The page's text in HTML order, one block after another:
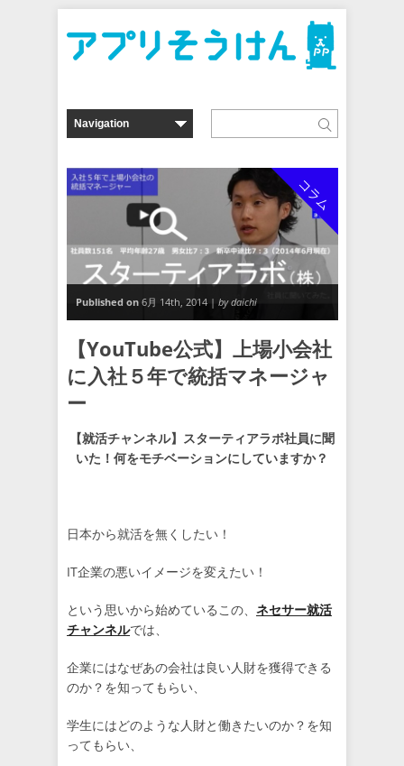
コラム
Published on 6月 14th, 2014 | by daichi
【YouTube公式】上場小会社
に入社５年で統括マネージャ
ー
【就活チャンネル】スターティアラボ社員に聞
いた！何をモチベーションにしていますか？
日本から就活を無くしたい！
IT企業の悪いイメージを変えたい！
という思いから始めているこの、 ネセサー就活
チャンネルでは、
企業にはなぜあの会社は良い人財を獲得できる
のか？を知ってもらい、
学生にはどのような人財と働きたいのか？を知
ってもらい、